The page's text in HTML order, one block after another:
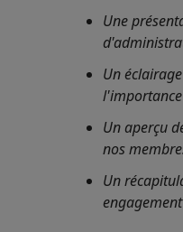
Une
Un
Un aperçu
nos
Un